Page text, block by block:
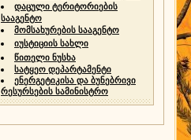
დაცული ტერიტორიების
სააგენტო
მომსახურების სააგენტო
იუსტიციის სახლი
წითელი ნუსხა
სატყეო დეპარტამენტი
ენერგეტიკისა და ბუნებრივი
რესურსების სამინისტრო